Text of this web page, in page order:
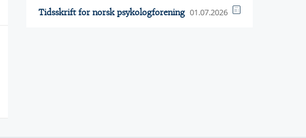
Tidsskrift for norsk psykologforening 01.07.2026